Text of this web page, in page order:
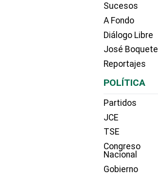
Sucesos
A Fondo
Diálogo Libre
José Boquete
Reportajes
POLÍTICA
Partidos
JCE
TSE
Congreso
Nacional
Gobierno